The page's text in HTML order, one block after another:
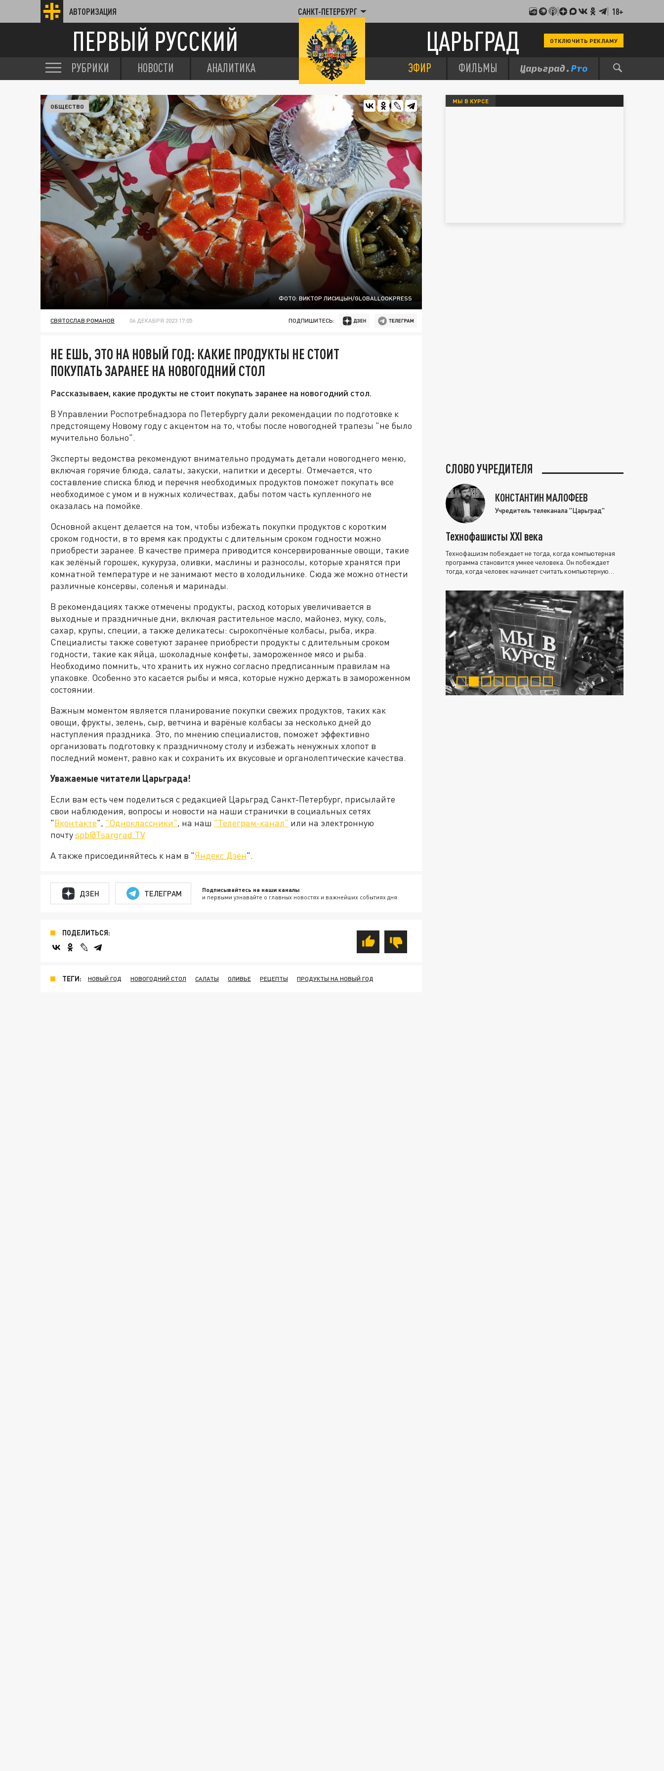
АВТОРИЗАЦИЯ САНКТ-ПЕТЕРБУРГ 18+
ПЕРВЫЙ РУССКИЙ ЦАРЬГРАД ОТКЛЮЧИТЬ РЕКЛАМУ
РУБРИКИ НОВОСТИ АНАЛИТИКА ЭФИР ФИЛЬМЫ
ФОТО: ВИКТОР ЛИСИЦЫН/GLOBALLOOKPRESS
ОБЩЕСТВО
СВЯТОСЛАВ РОМАНОВ 06 ДЕКАБРЯ 2023 17:05 ПОДПИШИТЕСЬ:
НЕ ЕШЬ, ЭТО НА НОВЫЙ ГОД: КАКИЕ ПРОДУКТЫ НЕ СТОИТ
ПОКУПАТЬ ЗАРАНЕЕ НА НОВОГОДНИЙ СТОЛ
Рассказываем, какие продукты не стоит покупать заранее на новогодний стол.
В Управлении Роспотребнадзора по Петербургу дали рекомендации по подготовке к
предстоящему Новому году с акцентом на то, чтобы после новогодней трапезы "не было
мучительно больно".
Эксперты ведомства рекомендуют внимательно продумать детали новогоднего меню,
включая горячие блюда, салаты, закуски, напитки и десерты. Отмечается, что
составление списка блюд и перечня необходимых продуктов поможет покупать все
необходимое с умом и в нужных количествах, дабы потом часть купленного не
оказалась на помойке.
Основной акцент делается на том, чтобы избежать покупки продуктов с коротким
сроком годности, в то время как продукты с длительным сроком годности можно
приобрести заранее. В качестве примера приводится консервированные овощи, такие
как зелёный горошек, кукуруза, оливки, маслины и разносолы, которые хранятся при
комнатной температуре и не занимают место в холодильнике. Сюда же можно отнести
различные консервы, соленья и маринады.
В рекомендациях также отмечены продукты, расход которых увеличивается в
выходные и праздничные дни, включая растительное масло, майонез, муку, соль,
сахар, крупы, специи, а также деликатесы: сырокопчёные колбасы, рыба, икра.
Специалисты также советуют заранее приобрести продукты с длительным сроком
годности, такие как яйца, шоколадные конфеты, замороженное мясо и рыба.
Необходимо помнить, что хранить их нужно согласно предписанным правилам на
упаковке. Особенно это касается рыбы и мяса, которые нужно держать в замороженном
состоянии.
Важным моментом является планирование покупки свежих продуктов, таких как
овощи, фрукты, зелень, сыр, ветчина и варёные колбасы за несколько дней до
наступления праздника. Это, по мнению специалистов, поможет эффективно
организовать подготовку к праздничному столу и избежать ненужных хлопот в
последний момент, равно как и сохранить их вкусовые и органолептические качества.
Уважаемые читатели Царьграда!
Если вам есть чем поделиться с редакцией Царьград Санкт-Петербург, присылайте
свои наблюдения, вопросы и новости на наши странички в социальных сетях
"Вконтакте", "Одноклассники", на наш "Телеграм-канал" или на электронную
почтуspb@Tsargrad.TV
А также присоединяйтесь к нам в "Яндекс.Дзен".
ДЗЕН ТЕЛЕГРАМ Подписывайтесь на наши каналы
и первыми узнавайте о главных новостях и важнейших событиях дня.
ПОДЕЛИТЬСЯ:
ТЕГИ: НОВЫЙ ГОД НОВОГОДНИЙ СТОЛ САЛАТЫ ОЛИВЬЕ РЕЦЕПТЫ ПРОДУКТЫ НА НОВЫЙ ГОД
МЫ В КУРСЕ
СЛОВО УЧРЕДИТЕЛЯ
КОНСТАНТИН МАЛОФЕЕВ
Учредитель телеканала "Царьград"
Технофашисты XXI века
Технофашизм побеждает не тогда, когда компьютерная
программа становится умнее человека. Он побеждает
тогда, когда человек начинает считать компьютерную